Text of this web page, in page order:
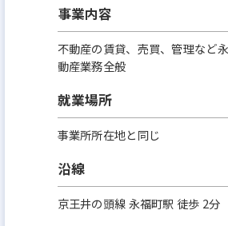
事業内容
不動産の賃貸、売買、管理など
動産業務全般
就業場所
事業所所在地と同じ
沿線
京王井の頭線 永福町駅 徒歩 2分